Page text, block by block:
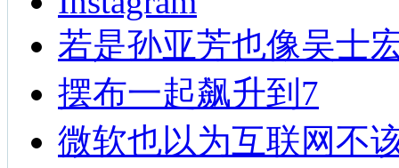
若是孙亚芳也像吴士
摆布一起飙升到7
微软也以为互联网不